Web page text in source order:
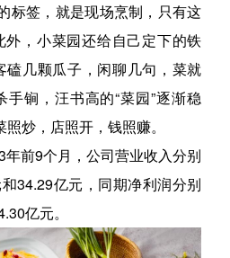
标签，就是现场烹制，只有这
，小菜园还给自己定下的铁
几颗瓜子，闲聊几句，菜就
锏，汪书高的“菜园”逐渐稳
炒，店照开，钱照赚。
前9个月，公司营业收入分别
34.29亿元，同期净利润分别
亿元。